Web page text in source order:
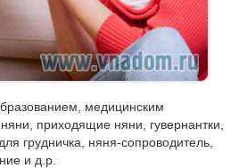
медицинским
приходящие няни, гувернантки,
грудничка, няня-сопроводитель,
и д.р.